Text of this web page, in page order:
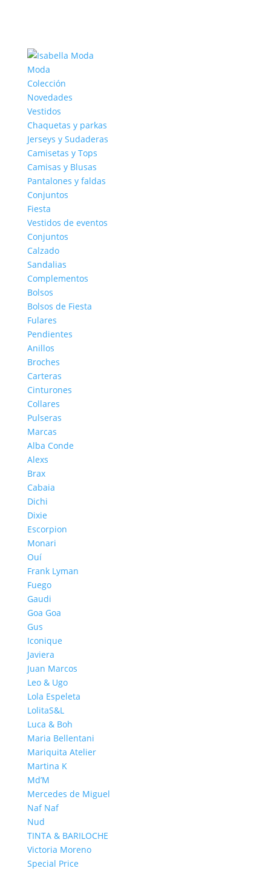
Moda
Colección
Novedades
Vestidos
Chaquetas y parkas
Jerseys y Sudaderas
Camisetas y Tops
Camisas y Blusas
Pantalones y faldas
Conjuntos
Fiesta
Vestidos de eventos
Conjuntos
Calzado
Sandalias
Complementos
Bolsos
Bolsos de Fiesta
Fulares
Pendientes
Anillos
Broches
Carteras
Cinturones
Collares
Pulseras
Marcas
Alba Conde
Alexs
Brax
Cabaia
Dichi
Dixie
Escorpion
Monari
Ouí
Frank Lyman
Fuego
Gaudi
Goa Goa
Gus
Iconique
Javiera
Juan Marcos
Leo & Ugo
Lola Espeleta
LolitaS&L
Luca & Boh
Maria Bellentani
Mariquita Atelier
Martina K
Md’M
Mercedes de Miguel
Naf Naf
Nud
TINTA & BARILOCHE
Victoria Moreno
Special Price